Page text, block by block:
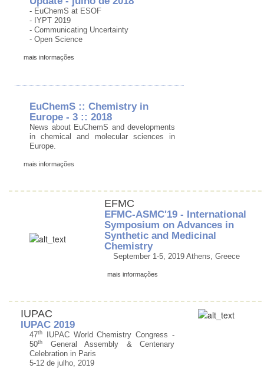
- EuChemS at ESOF
- IYPT 2019
- Communicating Uncertainty
- Open Science
mais informações
EuChemS :: Chemistry in
Europe - 3 :: 2018
News about EuChemS and developments
in chemical and molecular sciences in
Europe.
mais informações
EFMC
EFMC-ASMC'19 - International
Symposium on Advances in
Synthetic and Medicinal
Chemistry
September 1-5, 2019 Athens, Greece
mais informações
IUPAC
IUPAC 2019
47th
IUPAC World Chemistry Congress -
50th
General Assembly & Centenary
Celebration in Paris
5-12 de julho, 2019